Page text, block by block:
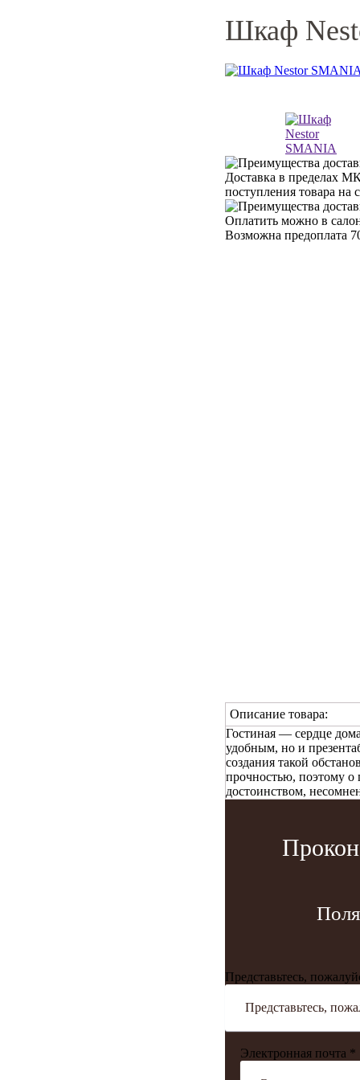
Шкаф
Доставка в пределах
поступления товара на
Оплатить можно в
Возможна предоплата
Описание товара:
Гостиная — сердце
удобным, но и
создания такой
прочностью, поэтому о
достоинством,
Представьтесь,
Электронная почта *